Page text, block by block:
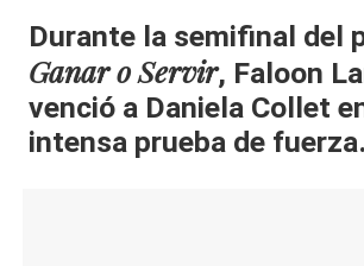
al
it
y
s,
Durante la semifinal del
Ganar o Servir, Faloon
venció a Daniela Collet
intensa prueba de fuerza.